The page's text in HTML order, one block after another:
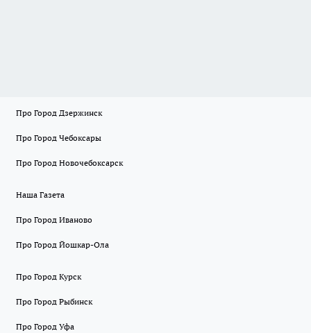
Про Город Дзержинск
Про Город Чебоксары
Про Город Новочебоксарск
Наша Газета
Про Город Иваново
Про Город Йошкар-Ола
Про Город Курск
Про Город Рыбинск
Про Город Уфа